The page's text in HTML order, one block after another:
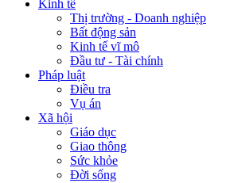
Kinh tế
Thị trường - Doanh nghiệp
Bất động sản
Kinh tế vĩ mô
Đầu tư - Tài chính
Pháp luật
Điều tra
Vụ án
Xã hội
Giáo dục
Giao thông
Sức khỏe
Đời sống